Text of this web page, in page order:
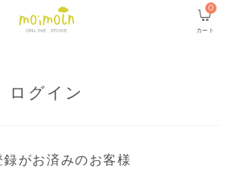
ONLINE STORE カート
0
ログイン
録がお済みのお客様